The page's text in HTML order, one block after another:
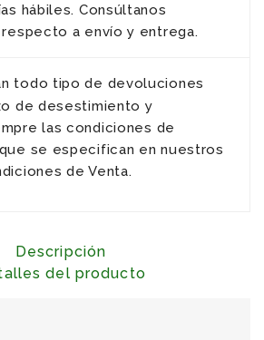
hábiles. Consúltanos
a envío y entrega.
todo tipo de devoluciones
de desestimiento y
las condiciones de
se especifican en nuestros
de Venta.
Descripción
del producto